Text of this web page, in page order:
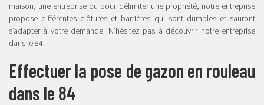
maison, une entreprise ou pour délimiter une propriété, notre entreprise
propose différentes clôtures et barrières qui sont durables et sauront
s’adapter à votre demande. N’hésitez pas à découvrir notre entreprise
dans le 84.
Effectuer la pose de gazon en rouleau
dans le 84